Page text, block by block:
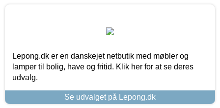
Lepong.dk er en danskejet netbutik med møbler og
lamper til bolig, have og fritid. Klik her for at se deres
udvalg.
Se udvalget på Lepong.dk